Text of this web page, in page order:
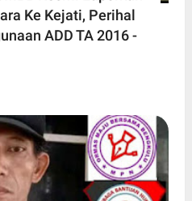
Ke Kejati, Perihal
ADD TA 2016 -